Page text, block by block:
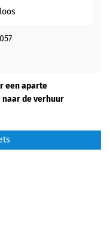
een aparte
de verhuur